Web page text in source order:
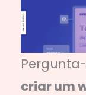
criar um